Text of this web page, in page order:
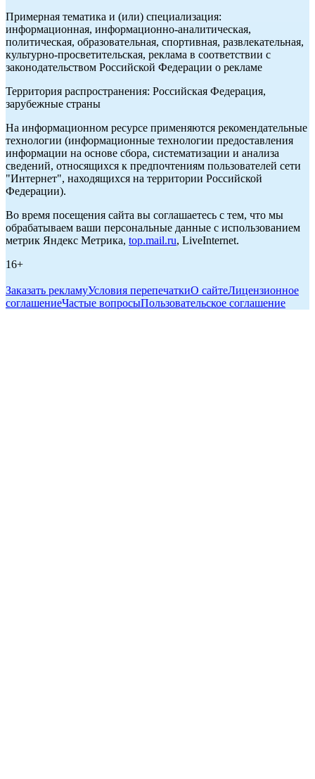
Примерная тематика и (или) специализация:
информационная, информационно-аналитическая,
политическая, образовательная, спортивная, развлекательная,
культурно-просветительская, реклама в соответствии с
законодательством Российской Федерации о рекламе
Территория распространения: Российская Федерация,
зарубежные страны
На информационном ресурсе применяются рекомендательные
технологии (информационные технологии предоставления
информации на основе сбора, систематизации и анализа
сведений, относящихся к предпочтениям пользователей сети
"Интернет", находящихся на территории Российской
Федерации).
Во время посещения сайта вы соглашаетесь с тем, что мы
обрабатываем ваши персональные данные с использованием
метрик Яндекс Метрика, top.mail.ru, LiveInternet.
16+
Заказать рекламуУсловия перепечаткиО сайтеЛицензионное
соглашениеЧастые вопросыПользовательское соглашение